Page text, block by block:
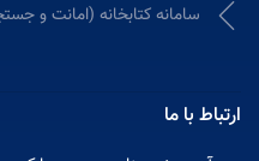
سامانه كتابخانه (امانت و
ارتباط با ما